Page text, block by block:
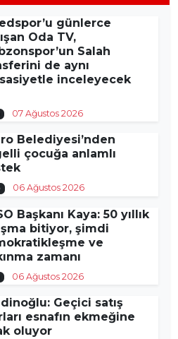
günlerce
Oda TV,
Salah
de aynı
inceleyecek
07 Ağustos 2026
Belediyesi’nden
çocuğa anlamlı
06 Ağustos 2026
Başkanı Kaya: 50 yıllık
bitiyor, şimdi
ve
zamanı
06 Ağustos 2026
Geçici satış
esnafın ekmeğine
oluyor